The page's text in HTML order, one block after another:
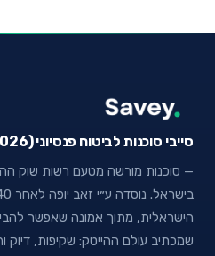
סייבי סוכנות לביטוח פנסיוני (2026) בע״מ
— סוכנות מורשה מטעם רשות שוק
הישראלית, מתוך אמונה שאפשר
שמכתיב עולם ההייטק: שקיפות, דיוק